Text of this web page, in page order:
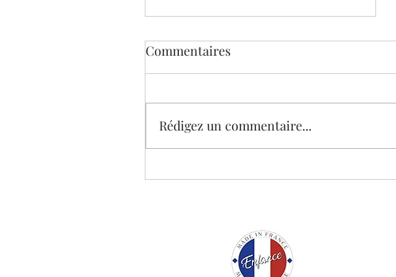
Les liens toxiques
Commentaires
Rédigez un commentaire...